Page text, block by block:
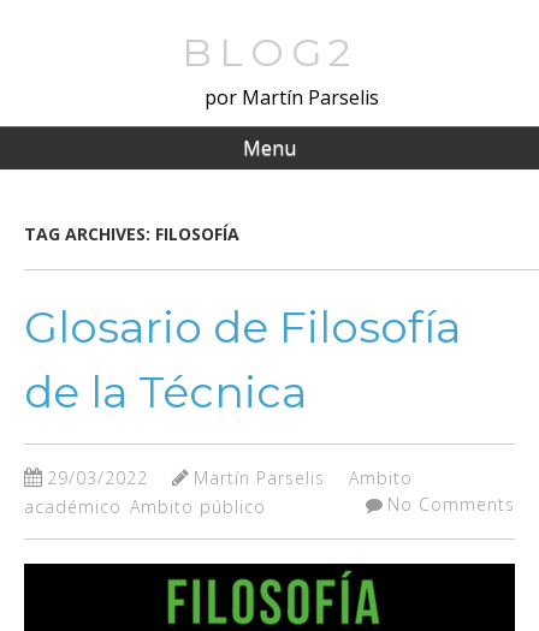
BLOG2
por Martín Parselis
Menu
TAG ARCHIVES: FILOSOFÍA
Glosario de Filosofía
de la Técnica
29/03/2022 Martín Parselis
Ambito
académico Ambito público No Comments